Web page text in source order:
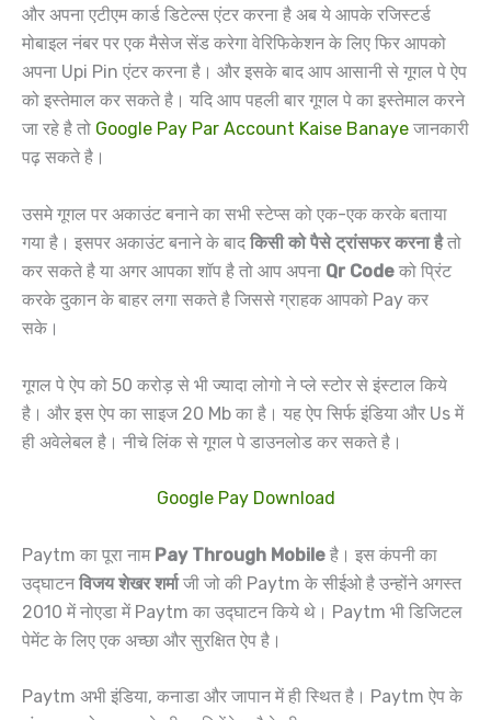
और अपना एटीएम कार्ड डिटेल्स एंटर करना है अब ये आपके रजिस्टर्ड
मोबाइल नंबर पर एक मैसेज सेंड करेगा वेरिफिकेशन के लिए फिर आपको
अपना Upi Pin एंटर करना है। और इसके बाद आप आसानी से गूगल पे ऐप
को इस्तेमाल कर सकते है। यदि आप पहली बार गूगल पे का इस्तेमाल करने
जा रहे है तो Google Pay Par Account Kaise Banaye जानकारी
पढ़ सकते है।
उसमे गूगल पर अकाउंट बनाने का सभी स्टेप्स को एक-एक करके बताया
गया है। इसपर अकाउंट बनाने के बाद किसी को पैसे ट्रांसफर करना हैतो
कर सकते है या अगर आपका शॉप है तो आप अपना Qr Code को प्रिंट
करके दुकान के बाहर लगा सकते है जिससे ग्राहक आपको Pay कर
सके।
गूगल पे ऐप को 50 करोड़ से भी ज्यादा लोगो ने प्ले स्टोर से इंस्टाल किये
है। और इस ऐप का साइज 20 Mb का है। यह ऐप सिर्फ इंडिया और Us में
ही अवेलेबल है। नीचे लिंक से गूगल पे डाउनलोड कर सकते है।
Google Pay Download
Paytm का पूरा नाम Pay Through Mobile है। इस कंपनी का
उद्घाटनविजय शेखर शर्माजी जो की Paytm के सीईओ है उन्होंने अगस्त
2010 में नोएडा में Paytm का उद्घाटन किये थे। Paytm भी डिजिटल
पेमेंट के लिए एक अच्छा और सुरक्षित ऐप है।
Paytm अभी इंडिया, कनाडा और जापान में ही स्थित है। Paytm ऐप के